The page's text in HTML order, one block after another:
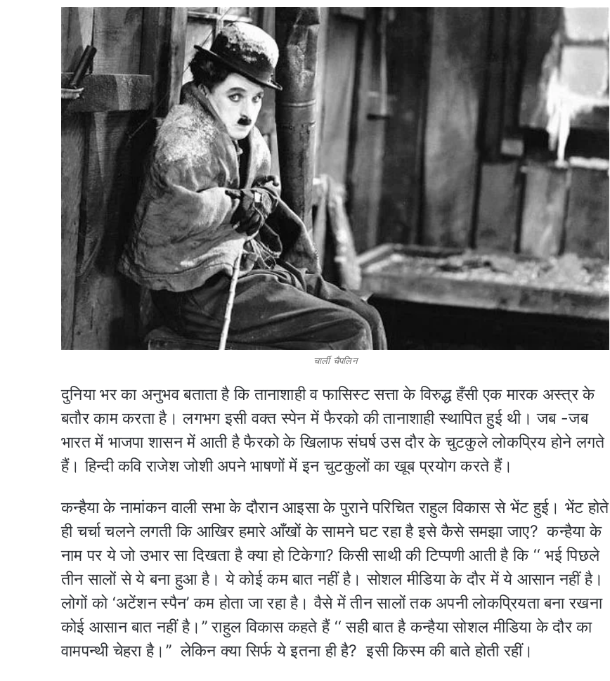
चार्ली चैपलिन
दुनिया भर का अनुभव बताता है कि तानाशाही व फासिस्ट सत्ता के विरुद्ध हँसी एक मारक अस्त्र के
बतौर काम करता है। लगभग इसी वक्त स्पेन में फैरको की तानाशाही स्थापित हुई थी। जब -जब
भारत में भाजपा शासन में आती है फैरको के खिलाफ संघर्ष उस दौर के चुटकुले लोकप्रिय होने लगते
हैं। हिन्दी कवि राजेश जोशी अपने भाषणों में इन चुटकुलों का खूब प्रयोग करते हैं।
कन्हैया के नामांकन वाली सभा के दौरान आइसा के पुराने परिचित राहुल विकास से भेंट हुई। भेंट होते
ही चर्चा चलने लगती कि आखिर हमारे आँखों के सामने घट रहा है इसे कैसे समझा जाए? कन्हैया के
नाम पर ये जो उभार सा दिखता है क्या हो टिकेगा? किसी साथी की टिप्पणी आती है कि ‘‘ भई पिछले
तीन सालों से ये बना हुआ है। ये कोई कम बात नहीं है। सोशल मीडिया के दौर में ये आसान नहीं है।
लोगों को ‘अटेंशन स्पैन’ कम होता जा रहा है। वैसे में तीन सालों तक अपनी लोकप्रियता बना रखना
कोई आसान बात नहीं है।’’ राहुल विकास कहते हैं ‘‘ सही बात है कन्हैया सोशल मीडिया के दौर का
वामपन्थी चेहरा है।’’ लेकिन क्या सिर्फ ये इतना ही है? इसी किस्म की बाते होती रहीं।